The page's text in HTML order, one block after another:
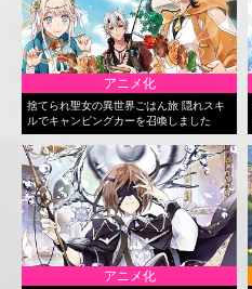
アニメ化
捨てられ聖女の異世界ごはん旅 隠れスキ
ルでキャンピングカーを召喚しました
アニメ化